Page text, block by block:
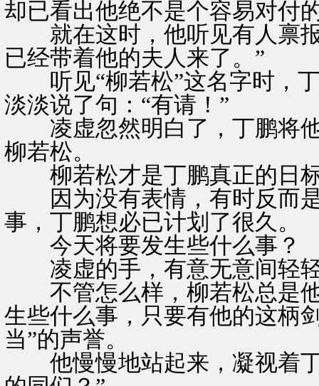
却已看出他绝不是个容易对付
就在这时，他听见有人禀报
已经带着他的夫人来了。”
听见“柳若松”这名字时，丁
淡淡说了句：“有请！”
凌虚忽然明白了，丁鹏将他
柳若松。
柳若松才是丁鹏真正的日
因为没有表情，有时反而是
事，丁鹏想必已计划了很久。
今天将要发生些什么事？
凌虚的手，有意无意间轻
不管怎么样，柳若松总是他
生些什么事，只要有他的这柄
当”的声誉。
他慢慢地站起来，凝视着丁